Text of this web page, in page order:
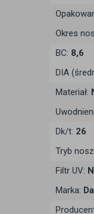
Okres
BC: 8,6
DIA
Materiał:
Dk/t: 26
Tryb
Filtr UV:
Marka: